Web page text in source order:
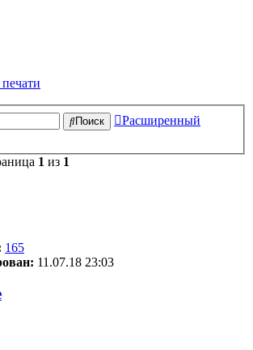
Поиск
Расширенный
1 из 1
165
11.07.18 23:03